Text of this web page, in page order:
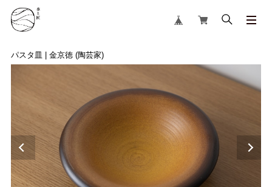
パスタ皿 | 金京徳 (陶芸家)